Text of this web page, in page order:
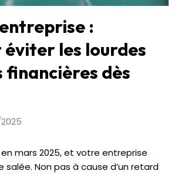
:
éviter les lourdes
financières dès
mars 2025, et votre entreprise
Non pas à cause d’un retard